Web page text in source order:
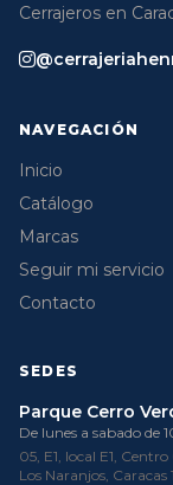
Cerrajeros en
NAVEGACIÓN
Inicio
Catálogo
Marcas
Seguir mi servicio
Contacto
SEDES
Parque Cerro
De lunes a sabado de
05, E1, local E1,
Los Naranjos,